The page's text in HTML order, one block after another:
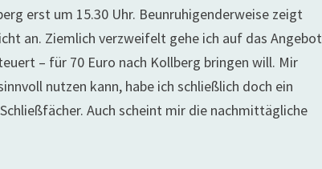
erst um 15.30 Uhr. Beunruhigenderweise zeigt
an. Ziemlich verzweifelt gehe ich auf das Angebot
– für 70 Euro nach Kollberg bringen will. Mir
nutzen kann, habe ich schließlich doch ein
Auch scheint mir die nachmittägliche